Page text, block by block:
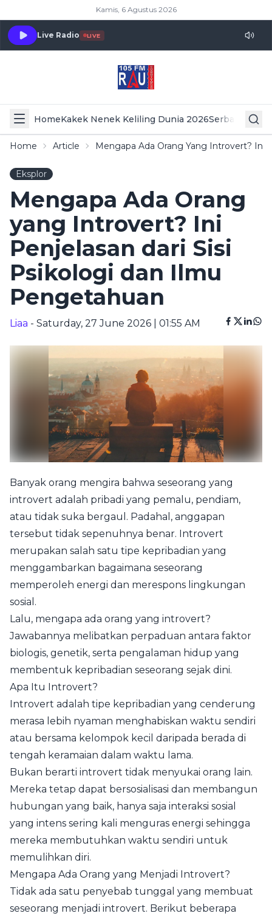
Kamis, 6 Agustus 2026
Live Radio LIVE
HomeKakek Nenek Keliling Dunia 2026Serba Serbi
Home Article Mengapa Ada Orang Yang Introvert? Ini
Eksplor
Mengapa Ada Orang
yang Introvert? Ini
Penjelasan dari Sisi
Psikologi dan Ilmu
Pengetahuan
Liaa - Saturday, 27 June 2026 | 01:55 AM
Banyak orang mengira bahwa seseorang yang
introvert adalah pribadi yang pemalu, pendiam,
atau tidak suka bergaul. Padahal, anggapan
tersebut tidak sepenuhnya benar. Introvert
merupakan salah satu tipe kepribadian yang
menggambarkan bagaimana seseorang
memperoleh energi dan merespons lingkungan
sosial.
Lalu, mengapa ada orang yang introvert?
Jawabannya melibatkan perpaduan antara faktor
biologis, genetik, serta pengalaman hidup yang
membentuk kepribadian seseorang sejak dini.
Apa Itu Introvert?
Introvert adalah tipe kepribadian yang cenderung
merasa lebih nyaman menghabiskan waktu sendiri
atau bersama kelompok kecil daripada berada di
tengah keramaian dalam waktu lama.
Bukan berarti introvert tidak menyukai orang lain.
Mereka tetap dapat bersosialisasi dan membangun
hubungan yang baik, hanya saja interaksi sosial
yang intens sering kali menguras energi sehingga
mereka membutuhkan waktu sendiri untuk
memulihkan diri.
Mengapa Ada Orang yang Menjadi Introvert?
Tidak ada satu penyebab tunggal yang membuat
seseorang menjadi introvert. Berikut beberapa